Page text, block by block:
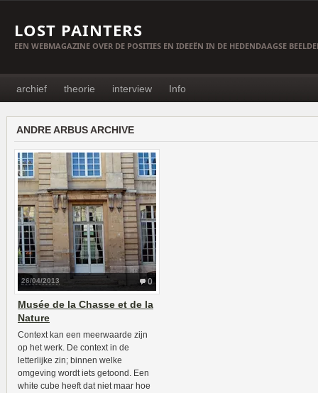
LOST PAINTERS
EEN WEBMAGAZINE OVER DE POSITIES EN IDEEËN IN DE HEDENDAAGSE
archief theorie interview Info
ANDRE ARBUS ARCHIVE
0
26/04/2013
Musée de la Chasse et de la
Nature
Context kan een meerwaarde zijn
op het werk. De context in de
letterlijke zin; binnen welke
omgeving wordt iets getoond. Een
white cube heeft dat niet maar hoe